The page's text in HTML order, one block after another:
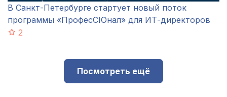
В Санкт-Петербурге стартует новый поток
программы «ПрофесCIOнал» для ИТ-директоров
2
Посмотреть ещё